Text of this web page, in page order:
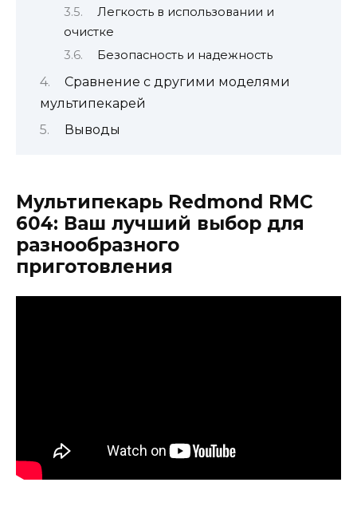
Легкость в использовании и
очистке
Безопасность и надежность
Сравнение с другими моделями
мультипекарей
Выводы
Мультипекарь Redmond RMC
604: Ваш лучший выбор для
разнообразного
приготовления